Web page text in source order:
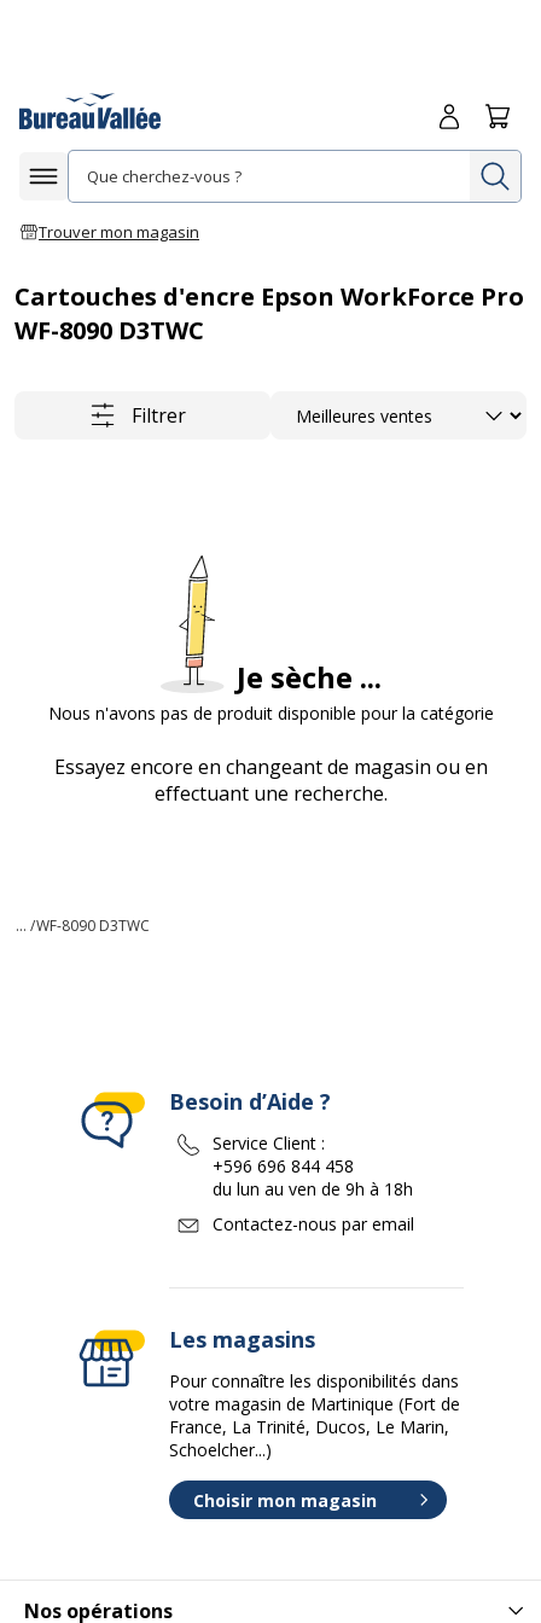
Afficher la navigation
Trouver mon magasin
Me
Cartouches d'encre Epson WorkForce Pro
WF-8090 D3TWC
Filtrer Trier
Je sèche ...
Nous n'avons pas de produit disponible pour la catégorie
Essayez encore en changeant de magasin ou en
effectuant une recherche.
... /WF-8090 D3TWC
Nos opérations
Besoin d’Aide ?
Service Client :
+596 696 844 458
du lun au ven de 9h à 18h
Contactez-nous par email
Les magasins
Pour connaître les disponibilités dans
votre magasin de Martinique (Fort de
France, La Trinité, Ducos, Le Marin,
Schoelcher...)
Choisir mon magasin